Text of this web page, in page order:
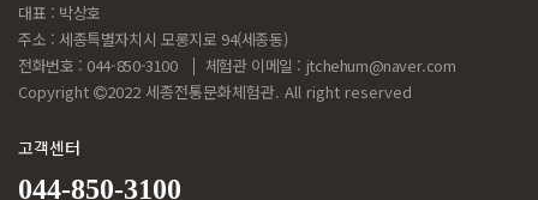
대표 : 박상호
주소 : 세종특별자치시 모롱지로 94(세종동)
전화번호 : 044-850-3100
체험관 이메일 : jtchehum@naver.com
Copyright
2022 세종전통문화체험관. All right reserved
고객센터
044-850-3100